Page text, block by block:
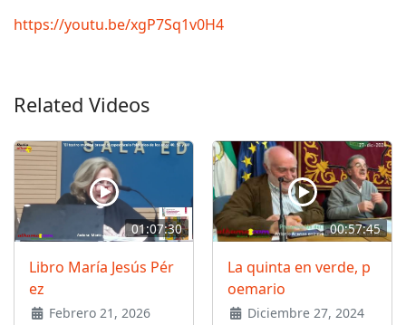
https://youtu.be/xgP7Sq1v0H4
Related Videos
01:07:30
Libro María Jesús Pér
ez
Febrero 21, 2026
00:57:45
La quinta en verde, p
oemario
Diciembre 27, 2024